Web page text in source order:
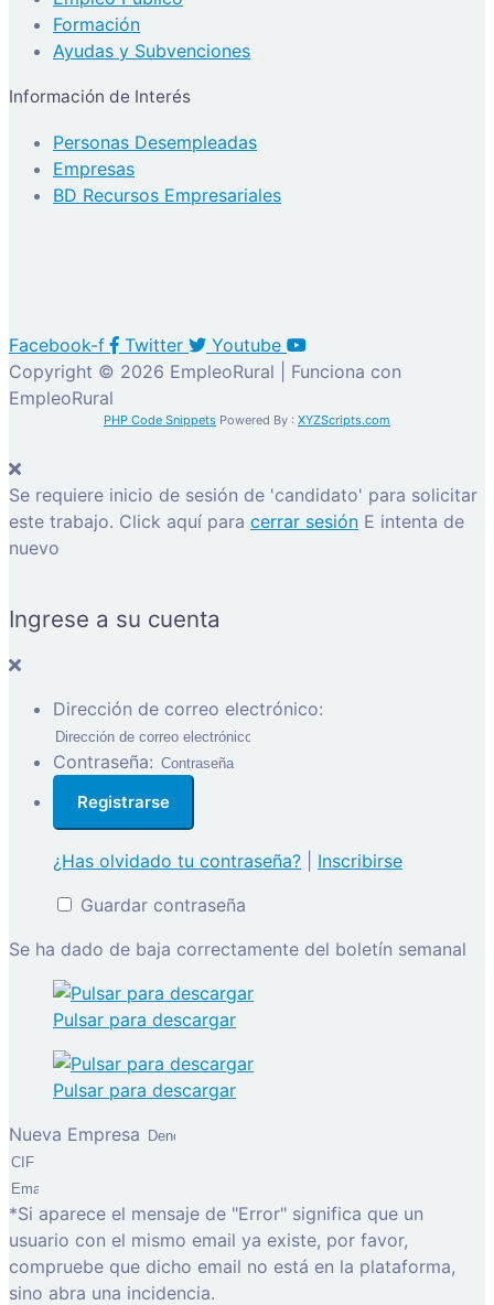
Formación
Ayudas y Subvenciones
Información de Interés
Personas Desempleadas
Empresas
BD Recursos Empresariales
Facebook-f Twitter
Youtube
Copyright © 2026 EmpleoRural | Funciona con
EmpleoRural
PHP Code Snippets Powered By : XYZScripts.com
Se requiere inicio de sesión de 'candidato' para solicitar
este trabajo. Click aquí para cerrar sesión E intenta de
nuevo
Ingrese a su cuenta
Dirección de correo electrónico:
Contraseña:
¿Has olvidado tu contraseña?
Inscribirse
Guardar contraseña
Se ha dado de baja correctamente del boletín semanal
Pulsar para descargar
Pulsar para descargar
Nueva Empresa
*Si aparece el mensaje de "Error" significa que un
usuario con el mismo email ya existe, por favor,
compruebe que dicho email no está en la plataforma,
sino abra una incidencia.